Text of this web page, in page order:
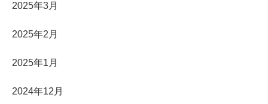
2025年3月
2025年2月
2025年1月
2024年12月